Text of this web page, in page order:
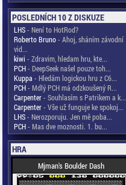
POSLEDNÍCH 10 Z DISKUZE
LHS- Není to HotRod?
Roberto Bruno- Ahoj, sháním závodní
vid...
kiwi - Zdravim, hledam hru, kte...
PCH- DeepSeek našel pouze toh...
Kuppa - Hledám logickou hru z C6...
PCH- Mdlý PCH má odzkoušený R...
Carpenter- Souhlasím s Patrikem a k...
Carpenter- Vše už funguje ke spokoj...
LHS- Nerozporuju. Jen mě poba...
PCH- Mas dve moznosti. 1. bu...
HRA
Mjman's Boulder Dash